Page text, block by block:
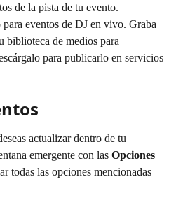
de la pista de tu evento.
para eventos de DJ en vivo. Graba
biblioteca de medios para
para publicarlo en servicios
actualizar dentro de tu
emergente con las Opciones
todas las opciones mencionadas